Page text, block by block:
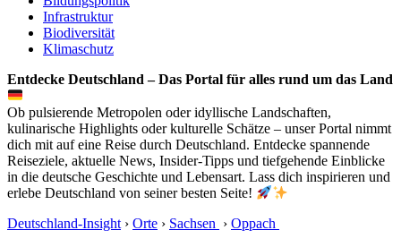
Infrastruktur
Biodiversität
Klimaschutz
Entdecke Deutschland – Das Portal für alles rund um das Land
Ob pulsierende Metropolen oder idyllische Landschaften,
kulinarische Highlights oder kulturelle Schätze – unser Portal nimmt
dich mit auf eine Reise durch Deutschland. Entdecke spannende
Reiseziele, aktuelle News, Insider-Tipps und tiefgehende Einblicke
in die deutsche Geschichte und Lebensart. Lass dich inspirieren und
erlebe Deutschland von seiner besten Seite!
Deutschland-Insight › Orte › Sachsen › Oppach